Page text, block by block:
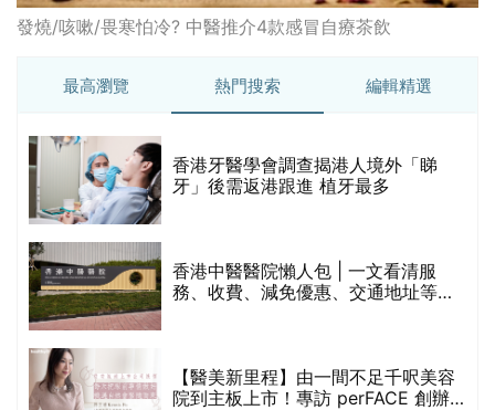
發燒/咳嗽/畏寒怕冷? 中醫推介4款感冒自療茶飲
最高瀏覽 熱門搜索 編輯精選
香港牙醫學會調查揭港人境外「睇
牙」後需返港跟進 植牙最多
香港中醫醫院懶人包 | 一文看清服
務、收費、減免優惠、交通地址等
【醫美新里程】由一間不足千呎美容
院到主板上市！專訪 perFACE 創辦